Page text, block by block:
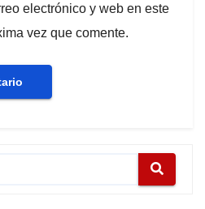
electrónico y web en este
vez que comente.